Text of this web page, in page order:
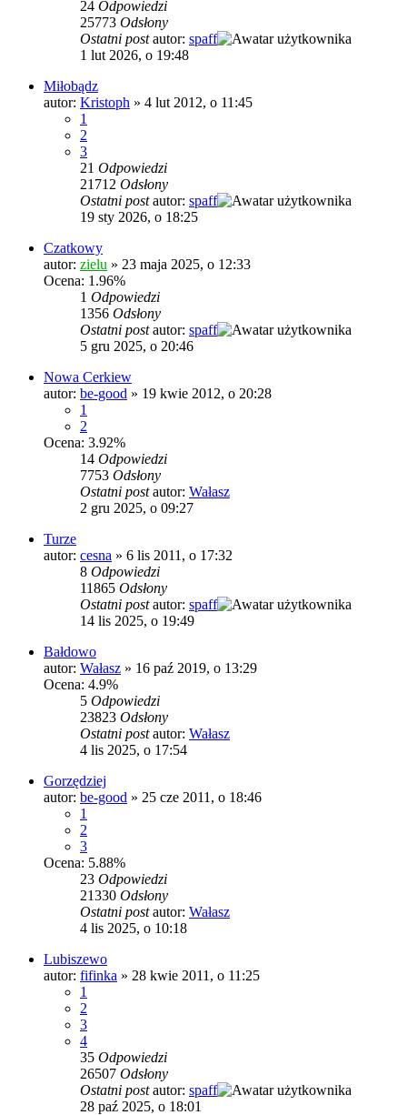
24 Odpowiedzi
25773 Odsłony
Ostatni postautor: spaff
1 lut 2026, o 19:48
Miłobądz
autor: Kristoph » 4 lut 2012, o 11:45
1
2
3
21 Odpowiedzi
21712 Odsłony
Ostatni postautor: spaff
19 sty 2026, o 18:25
Czatkowy
autor: zielu » 23 maja 2025, o 12:33
Ocena: 1.96%
1 Odpowiedzi
1356 Odsłony
Ostatni postautor: spaff
5 gru 2025, o 20:46
Nowa Cerkiew
autor: be-good » 19 kwie 2012, o 20:28
1
2
Ocena: 3.92%
14 Odpowiedzi
7753 Odsłony
Ostatni postautor: Wałasz
2 gru 2025, o 09:27
Turze
autor: cesna » 6 lis 2011, o 17:32
8 Odpowiedzi
11865 Odsłony
Ostatni postautor: spaff
14 lis 2025, o 19:49
Bałdowo
autor: Wałasz » 16 paź 2019, o 13:29
Ocena: 4.9%
5 Odpowiedzi
23823 Odsłony
Ostatni postautor: Wałasz
4 lis 2025, o 17:54
Gorzędziej
autor: be-good » 25 cze 2011, o 18:46
1
2
3
Ocena: 5.88%
23 Odpowiedzi
21330 Odsłony
Ostatni postautor: Wałasz
4 lis 2025, o 10:18
Lubiszewo
autor: fifinka » 28 kwie 2011, o 11:25
1
2
3
4
35 Odpowiedzi
26507 Odsłony
Ostatni postautor: spaff
28 paź 2025, o 18:01